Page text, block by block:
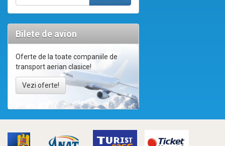
Bilete de avion
Oferte de la toate companiile de
transport aerian clasice!
Vezi oferte!